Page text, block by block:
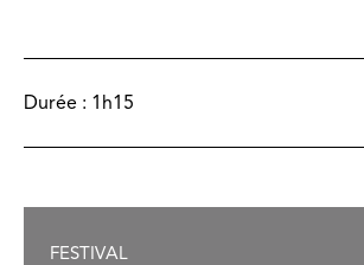
Durée : 1h15
FESTIVAL